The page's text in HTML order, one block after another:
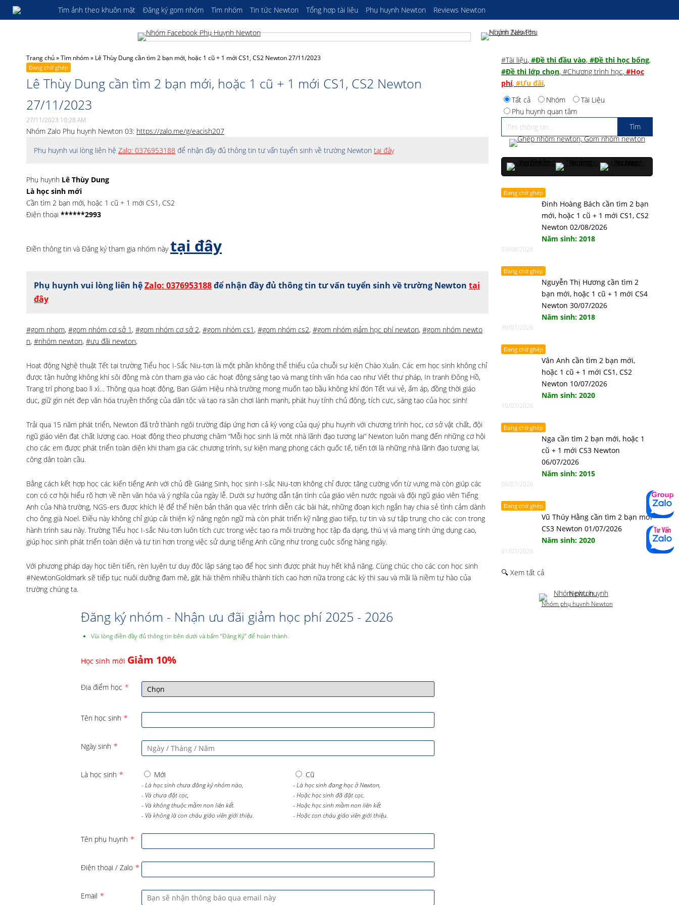
Tìm ảnh theo khuôn mặt Đăng ký gom nhóm Tìm nhóm Tin tức Newton Tổng hợp tài liệu Phụ huynh Newton Reviews Newton
Trang chủ»Tìm nhóm» Lê Thùy Dung cần tìm 2 bạn mới, hoặc 1 cũ + 1 mới CS1, CS2 Newton 27/11/2023
Đang chờ ghép
Lê Thùy Dung cần tìm 2 bạn mới, hoặc 1 cũ + 1 mới CS1, CS2 Newton
27/11/2023
27/11/2023 10:28 AM
Nhóm Zalo Phụ huynh Newton 03: https://zalo.me/g/eacish207
Phụ huynh vui lòng liên hệ Zalo: 0376953188 để nhận đầy đủ thông tin tư vấn tuyển sinh về trường Newton tại đây
Phụ huynh Lê Thùy Dung
Là học sinh mới
Cần tìm 2 bạn mới, hoặc 1 cũ + 1 mới CS1, CS2
Điện thoại ******2993
Điền thông tin và Đăng ký tham gia nhóm nàytại đây
Phụ huynh vui lòng liên hệZalo: 0376953188để nhận đầy đủ thông tin tư vấn tuyển sinh về trường Newton tại
đây
#gom nhom, #gom nhóm cơ sở 1 , #gom nhóm cơ sở 2, #gom nhóm cs1 , #gom nhóm cs2, #gom nhóm giảm học phí newton, #gom nhóm newto
n, #nhóm newton, #ưu đãi newton,
Hoạt động Nghệ thuật Tết tại trường Tiểu học I-Sắc Niu-tơn là một phần không thể thiếu của chuỗi sự kiện Chào Xuân. Các em học sinh không chỉ
được tận hưởng không khí sôi động mà còn tham gia vào các hoạt động sáng tạo và mang tính văn hóa cao như Viết thư pháp, In tranh Đông Hồ,
Trang trí phong bao lì xì… Thông qua hoạt động, Ban Giám Hiệu nhà trường mong muốn tạo bầu không khí đón Tết vui vẻ, ấm áp, đồng thời giáo
dục, giữ gìn nét đẹp văn hóa truyền thống của dân tộc và tạo ra sân chơi lành mạnh, phát huy tính chủ động, tích cực, sáng tạo của học sinh!
Trải qua 15 năm phát triển, Newton đã trở thành ngôi trường đáp ứng hơn cả kỳ vọng của quý phụ huynh với chương trình học, cơ sở vật chất, đội
ngũ giáo viên đạt chất lượng cao. Hoạt động theo phương châm “Mỗi học sinh là một nhà lãnh đạo tương lai” Newton luôn mang đến những cơ hội
cho các em được phát triển toàn diện khi tham gia các chương trình, sự kiện mang phong cách quốc tế, tiến tới là những nhà lãnh đạo tương lai,
công dân toàn cầu.
Bằng cách kết hợp học các kiến tiếng Anh với chủ đề Giáng Sinh, học sinh I-sắc Niu-tơn không chỉ được tăng cường vốn từ vựng mà còn giúp các
con có cơ hội hiểu rõ hơn về nền văn hóa và ý nghĩa của ngày lễ. Dưới sự hướng dẫn tận tình của giáo viên nước ngoài và đội ngũ giáo viên Tiếng
Anh của Nhà trường, NGS-ers được khích lệ để thể hiện bản thân qua việc trình diễn các bài hát, những đoạn kịch ngắn hay chia sẻ tình cảm dành
cho ông già Noel. Điều này không chỉ giúp cải thiện kỹ năng ngôn ngữ mà còn phát triển kỹ năng giao tiếp, tự tin và sự tập trung cho các con trong
hành trình sau này. Trường Tiểu học I-sắc Niu-tơn luôn tích cực trong việc tạo ra môi trường học tập đa dạng, thú vị và mang tính ứng dụng cao,
giúp học sinh phát triển toàn diện và tự tin hơn trong việc sử dụng tiếng Anh cũng như trong cuộc sống hàng ngày.
Với phương pháp dạy học tiên tiến, rèn luyện tư duy độc lập sáng tạo để học sinh được phát huy hết khả năng. Cùng chúc cho các con học sinh
#NewtonGoldmark sẽ tiếp tục nuôi dưỡng đam mê, gặt hái thêm nhiều thành tích cao hơn nữa trong các kỳ thi sau và mãi là niềm tự hào của
trường chúng ta.
Đăng ký nhóm - Nhận ưu đãi giảm học phí 2025 - 2026
Vùi lòng điền đầy đủ thông tin bên dưới và bấm “Đăng Ký” để hoàn thành.
Học sinh mới Giảm 10%
Địa điểm học *
Tên học sinh *
Ngày sinh *
Là học sinh * Mới
- Là học sinh chưa đăng ký nhóm nào,
- Và chưa đặt cọc,
- Và không thuộc mầm non liên kết.
- Và không là con cháu giáo viên giới thiệu.
Cũ
- Là học sinh đang học ở Newton,
- Hoặc học sinh đã đặt cọc.
- Hoặc học sinh mầm non liên kết
- Hoặc con cháu giáo viên giới thiệu.
Tên phụ huynh *
Điện thoại / Zalo *
Email *
#Tài liệu, #Đề thi đầu vào, #Đề thi học bổng,
#Đề thi lớp chọn, #Chương trình học, #Học
phí, #Ưu đãi,
Tất cả
Nhóm
Tài Liệu
Phụ huynh quan tâm
Đang chờ ghép
Đinh Hoàng Bách cần tìm 2 bạn
mới, hoặc 1 cũ + 1 mới CS1, CS2
Newton 02/08/2026
Năm sinh: 2018
03/08/2026
Đang chờ ghép
Nguyễn Thị Hương cần tìm 2
bạn mới, hoặc 1 cũ + 1 mới CS4
Newton 30/07/2026
Năm sinh: 2018
30/07/2026
Đang chờ ghép
Vân Anh cần tìm 2 bạn mới,
hoặc 1 cũ + 1 mới CS1, CS2
Newton 10/07/2026
Năm sinh: 2020
10/07/2026
Đang chờ ghép
Nga cần tìm 2 bạn mới, hoặc 1
cũ + 1 mới CS3 Newton
06/07/2026
Năm sinh: 2015
06/07/2026
Đang chờ ghép
Vũ Thúy Hằng cần tìm 2 bạn mới
CS3 Newton 01/07/2026
Năm sinh: 2020
01/07/2026
🔍 Xem tất cả
Nhóm phụ huynh Newton